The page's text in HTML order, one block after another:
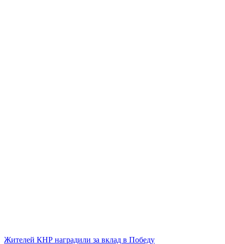
Жителей КНР наградили за вклад в Победу